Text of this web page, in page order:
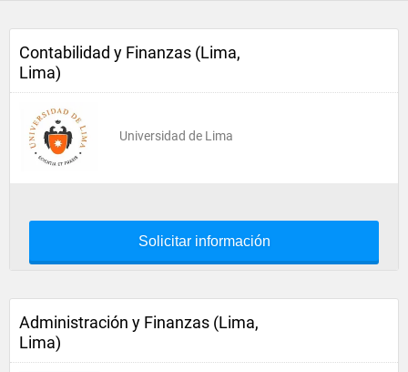
Contabilidad y Finanzas (Lima,
Lima)
Universidad de Lima
Solicitar información
Administración y Finanzas (Lima,
Lima)